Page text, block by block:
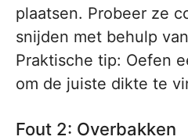
plaatsen. Probeer ze
snijden met behulp
Praktische tip: Oefen
om de juiste dikte te
Fout 2: Overbakken